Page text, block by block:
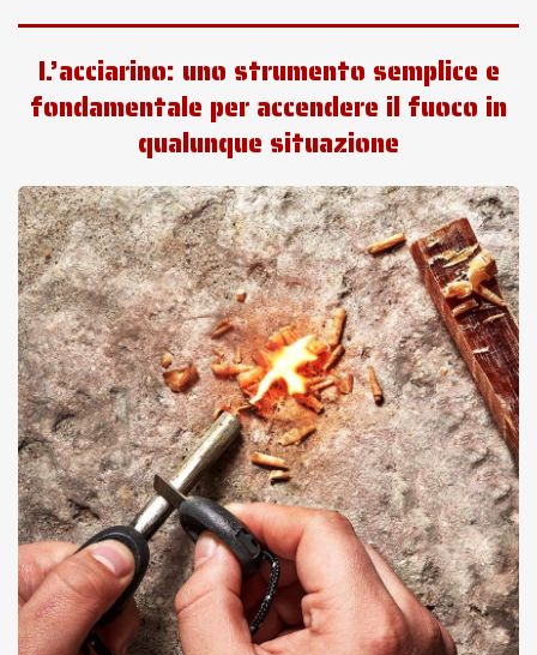
L’acciarino: uno strumento semplice e
fondamentale per accendere il fuoco in
qualunque situazione